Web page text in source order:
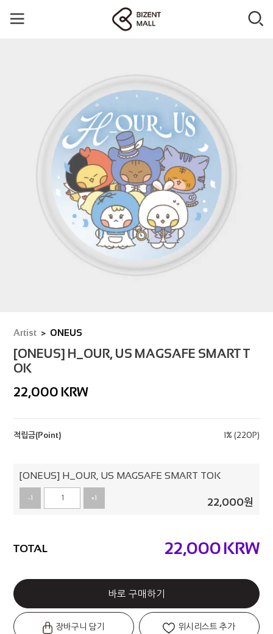
Artist ONEUS
[ONEUS] H_OUR, US MAGSAFE SMART T
OK
22,000 KRW
적립금(Point) 1% (220P)
[ONEUS] H_OUR, US MAGSAFE SMART TOK
+1
-1 22,000원
TOTAL 22,000 KRW
바로 구매하기
장바구니 담기 위시리스트 추가